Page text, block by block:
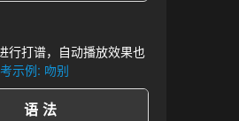
行打谱，自动播放效果也
示例: 吻别
语法